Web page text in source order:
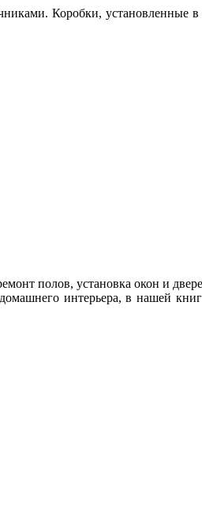
Коробки, установленные
полов, установка окон и
интерьера, в нашей